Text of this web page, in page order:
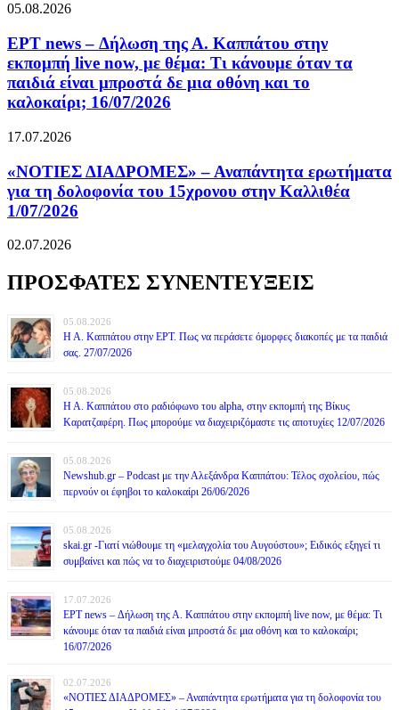
05.08.2026
ΕΡΤ news – Δήλωση της Α. Καππάτου στην
εκπομπή live now, με θέμα: Τι κάνουμε όταν τα
παιδιά είναι μπροστά δε μια οθόνη και το
καλοκαίρι; 16/07/2026
17.07.2026
«ΝΟΤΙΕΣ ΔΙΑΔΡΟΜΕΣ» – Αναπάντητα ερωτήματα
για τη δολοφονία του 15χρονου στην Καλλιθέα
1/07/2026
02.07.2026
ΠΡΟΣΦΑΤΕΣ ΣΥΝΕΝΤΕΥΞΕΙΣ
05.08.2026
Η Α. Καππάτου στην ΕΡΤ. Πως να περάσετε όμορφες διακοπές με τα παιδιά
σας. 27/07/2026
05.08.2026
Η Α. Καππάτου στο ραδιόφωνο του alpha, στην εκπομπή της Βίκυς
Καρατζαφέρη. Πως μπορούμε να διαχειριζόμαστε τις αποτυχίες 12/07/2026
05.08.2026
Newshub.gr – Podcast με την Αλεξάνδρα Καππάτου: Τέλος σχολείου, πώς
περνούν οι έφηβοι το καλοκαίρι 26/06/2026
05.08.2026
skai.gr -Γιατί νιώθουμε τη «μελαγχολία του Αυγούστου»; Ειδικός εξηγεί τι
συμβαίνει και πώς να το διαχειριστούμε 04/08/2026
17.07.2026
ΕΡΤ news – Δήλωση της Α. Καππάτου στην εκπομπή live now, με θέμα: Τι
κάνουμε όταν τα παιδιά είναι μπροστά δε μια οθόνη και το καλοκαίρι;
16/07/2026
02.07.2026
«ΝΟΤΙΕΣ ΔΙΑΔΡΟΜΕΣ» – Αναπάντητα ερωτήματα για τη δολοφονία του